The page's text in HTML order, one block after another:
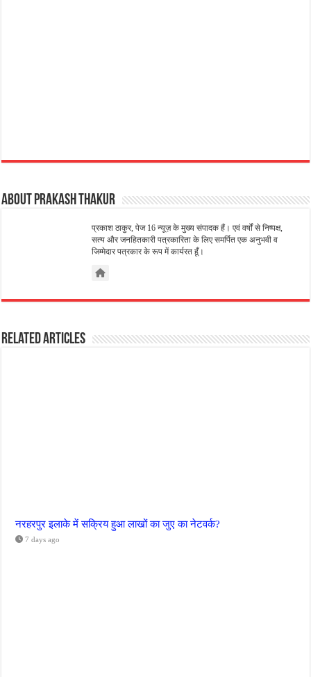
About Prakash Thakur
प्रकाश ठाकुर, पेज 16 न्यूज़ के मुख्य संपादक हैं। एवं वर्षों से निष्पक्ष,
सत्य और जनहितकारी पत्रकारिता के लिए समर्पित एक अनुभवी व
जिम्मेदार पत्रकार के रूप में कार्यरत हूँ।
Related Articles
नरहरपुर इलाके में सक्रिय हुआ लाखों का जुए का नेटवर्क?
7 days ago